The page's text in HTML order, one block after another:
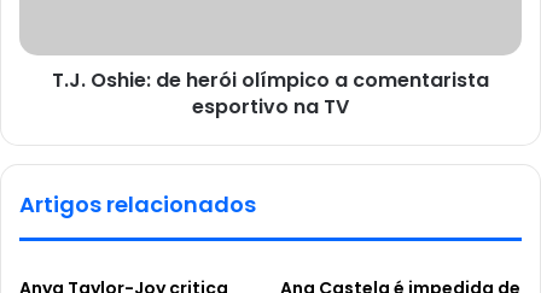
T.J. Oshie: de herói olímpico a comentarista
esportivo na TV
Artigos relacionados
Anya Taylor-Joy critica Ana Castela é impedida de